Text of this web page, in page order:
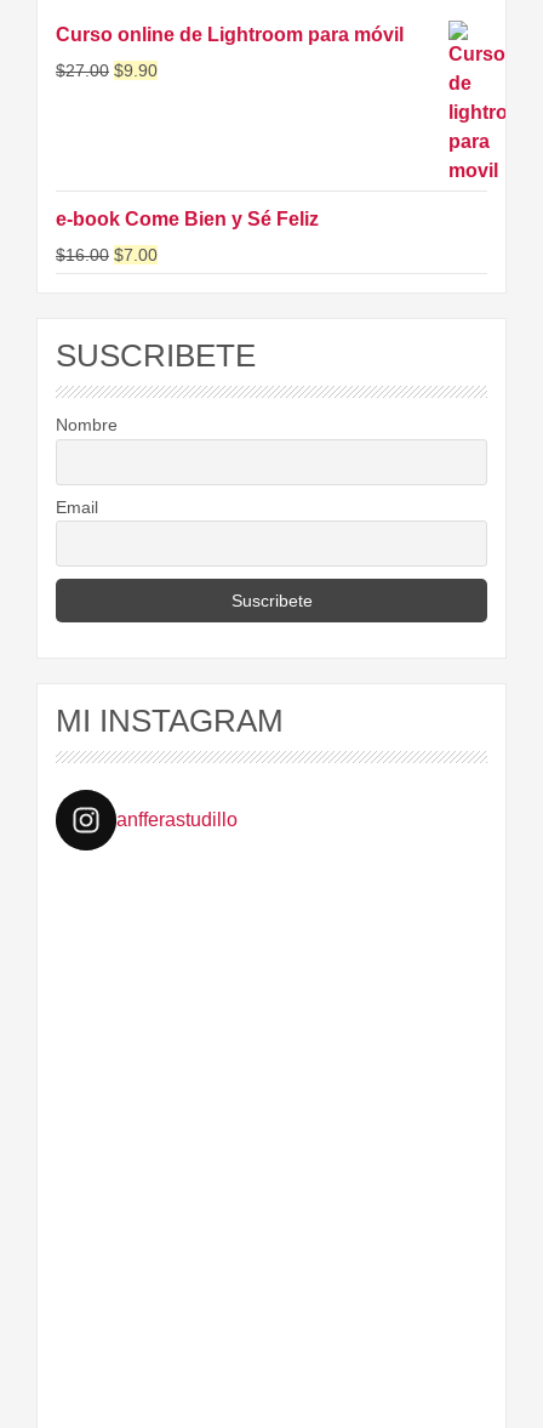
Curso online de Lightroom para móvil
$27.00 $9.90
e-book Come Bien y Sé Feliz
$16.00 $7.00
SUSCRIBETE
Nombre
Email
MI INSTAGRAM
anfferastudillo